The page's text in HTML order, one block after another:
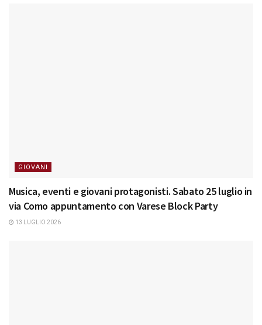
GIOVANI
Musica, eventi e giovani protagonisti. Sabato 25 luglio in
via Como appuntamento con Varese Block Party
13 LUGLIO 2026